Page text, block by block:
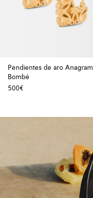
Pendientes de aro Anagram
Bombé
500€